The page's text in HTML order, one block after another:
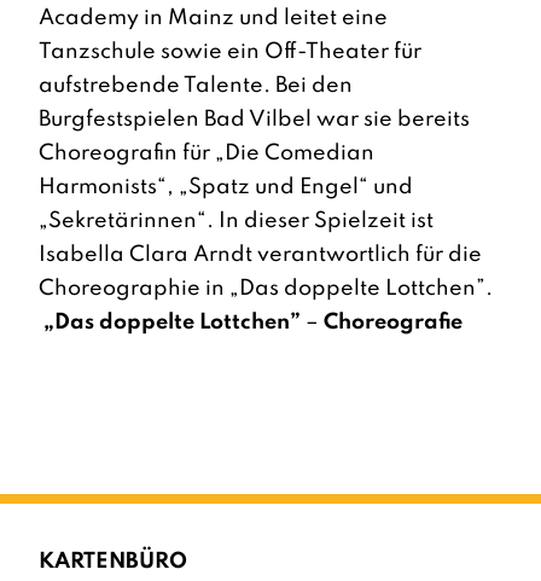
Academy in Mainz und leitet eine
Tanzschule sowie ein Off-Theater für
aufstrebende Talente. Bei den
Burgfestspielen Bad Vilbel war sie bereits
Choreografin für „Die Comedian
Harmonists“, „Spatz und Engel“ und
„Sekretärinnen“. In dieser Spielzeit ist
Isabella Clara Arndt verantwortlich für die
Choreographie in „Das doppelte Lottchen”.
„Das doppelte Lottchen” – Choreografie
KARTENBÜRO